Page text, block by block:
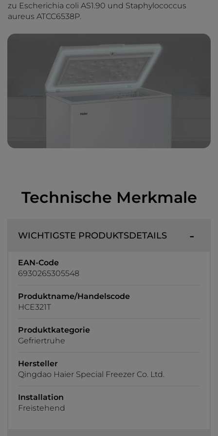
zu Escherichia coli AS1.90 und Staphylococcus
aureus ATCC6538P.
Technische Merkmale
WICHTIGSTE PRODUKTSDETAILS
EAN-Code
6930265305548
Produktname/Handelscode
HCE321T
Produktkategorie
Gefriertruhe
Hersteller
Qingdao Haier Special Freezer Co. Ltd.
Installation
Freistehend